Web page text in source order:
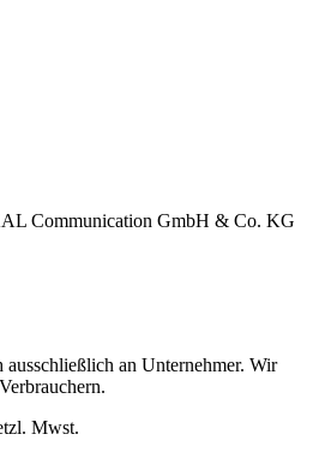
Communication GmbH & Co. KG
ausschließlich an Unternehmer. Wir
Mwst.